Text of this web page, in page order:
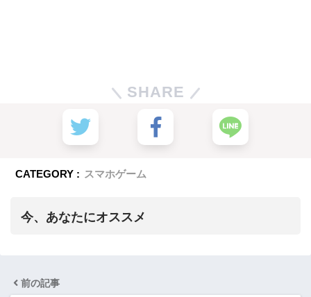
SHARE
CATEGORY : スマホゲーム
今、あなたにオススメ
前の記事